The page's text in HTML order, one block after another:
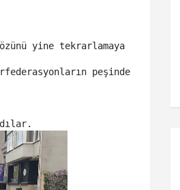
yine tekrarlamaya
peşinde